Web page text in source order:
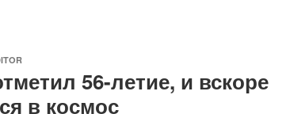
56-летие, и вскоре
в космос